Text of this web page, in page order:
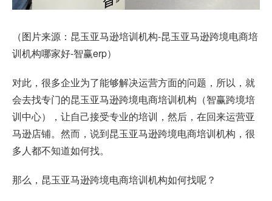
（图片来源：昆玉亚马逊培训机构-昆玉亚马逊跨境电商培
训机构哪家好-智赢erp）
对此，很多企业为了能够解决运营方面的问题，所以，就
会去找专门的昆玉亚马逊跨境电商培训机构（智赢跨境培
训中心），让自己接受专业的培训，然后，在回来运营亚
马逊店铺。然而，说到昆玉亚马逊跨境电商培训机构，很
多人都不知道如何找。
那么，昆玉亚马逊跨境电商培训机构如何找呢？